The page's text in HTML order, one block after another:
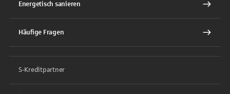
Energetisch sanieren
Häufige Fragen
S-Kreditpartner